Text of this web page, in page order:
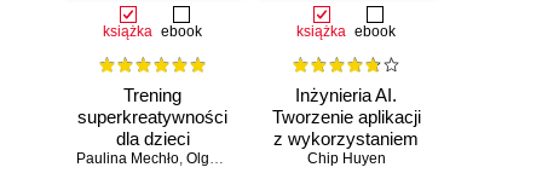
książka ebook
Trening
superkreatywności
dla dzieci
Paulina Mechło, Olga Geppert
książka ebook
Inżynieria AI.
Tworzenie aplikacji
z wykorzystaniem
modeli bazowych
Chip Huyen